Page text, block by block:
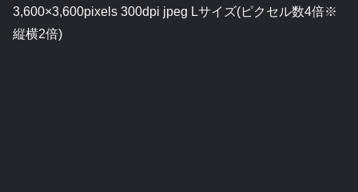
3,600×3,600pixels 300dpi jpeg Lサイズ(ピクセル数4倍※
縦横2倍)